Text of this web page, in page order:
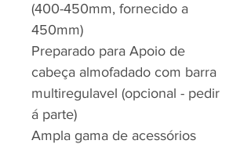
(400-450mm, fornecido a
450mm)
Preparado para Apoio de
cabeça almofadado com barra
multiregulavel (opcional - pedir
á parte)
Ampla gama de acessórios